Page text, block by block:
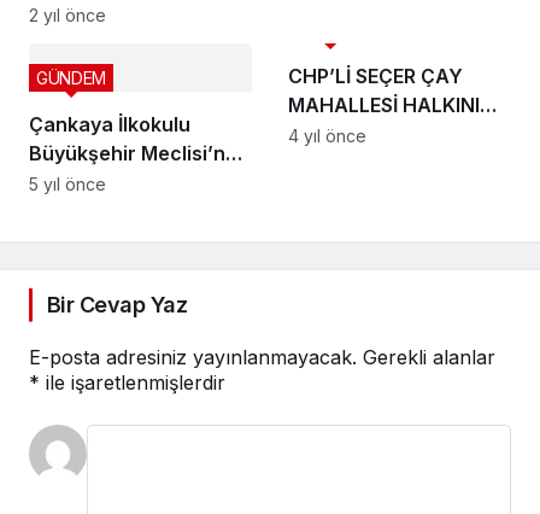
fotoğraf sergisi
2 yıl önce
Çankaya İlkokulu
Büyükşehir Meclisi’nde
yeniden görüşülecek
GÜNDEM
5 yıl önce
CHP’Lİ SEÇER ÇAY
MAHALLESİ HALKINI
İSYAN ETTİREN
4 yıl önce
Bir Cevap Yaz
E-posta adresiniz yayınlanmayacak. Gerekli alanlar
* ile işaretlenmişlerdir